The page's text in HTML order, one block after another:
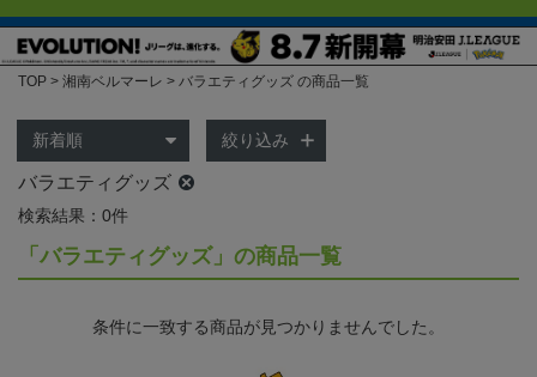
TOP 湘南ベルマーレ バラエティグッズ の商品一覧
絞り込み
バラエティグッズ
検索結果：0件
「バラエティグッズ」の商品一覧
条件に一致する商品が見つかりませんでした。